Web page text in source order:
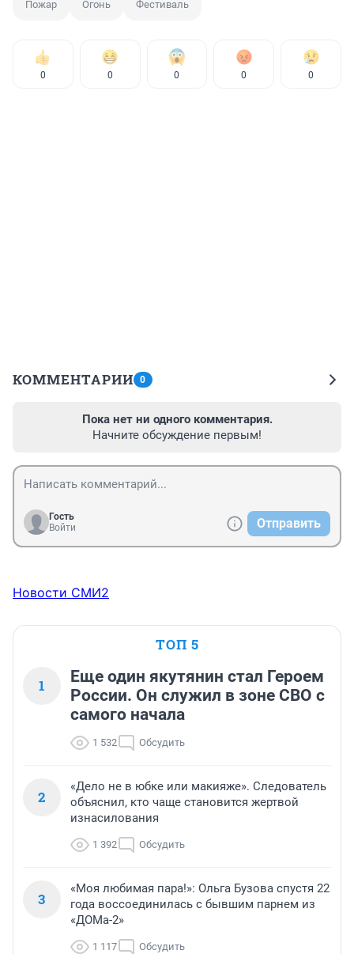
Пожар Огонь Фестиваль
0 0 0 0 0
КОММЕНТАРИИ 0
Пока нет ни одного комментария.
Начните обсуждение первым!
Гость
Войти
Отправить
Новости СМИ2
ТОП 5
1
Еще один якутянин стал Героем
России. Он служил в зоне СВО с
самого начала
1 532 Обсудить
2
«Дело не в юбке или макияже». Следователь
объяснил, кто чаще становится жертвой
изнасилования
1 392 Обсудить
3
«Моя любимая пара!»: Ольга Бузова спустя 22
года воссоединилась с бывшим парнем из
«ДОМа-2»
1 117 Обсудить